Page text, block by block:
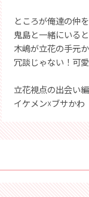
ところが俺達の仲
鬼島と一緒にいる
木嶋が立花の手元
冗談じゃない！可
立花視点の出会い
イケメン☓ブサかわ